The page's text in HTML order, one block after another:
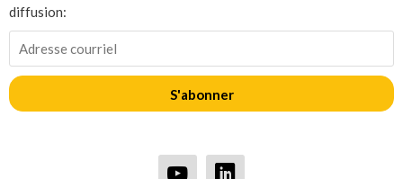
diffusion:
S'abonner